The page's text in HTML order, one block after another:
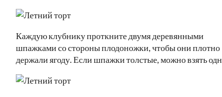
Каждую клубнику проткните двумя деревянными
шпажками со стороны плодоножки, чтобы они плотно
держали ягоду. Если шпажки толстые, можно взять